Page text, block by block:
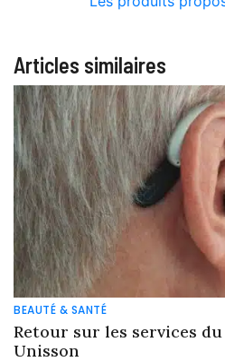
Articles similaires
BEAUTÉ & SANTÉ
Retour sur les services
Unisson